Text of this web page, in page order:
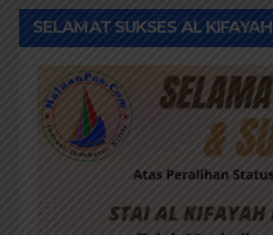
SELAMAT SUKSES AL KIFAYAH